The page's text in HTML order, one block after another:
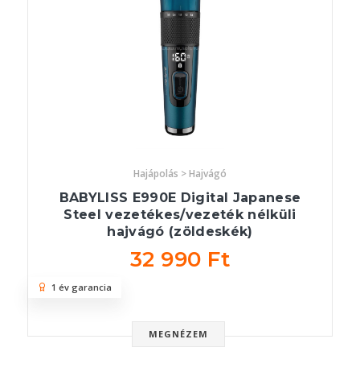
Hajápolás > Hajvágó
BABYLISS E990E Digital Japanese
Steel vezetékes/vezeték nélküli
hajvágó (zöldeskék)
32 990 Ft
MEGNÉZEM
1 év garancia